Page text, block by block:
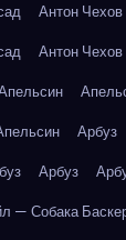
Антон
Антон
Арбуз
Арбуз
— Собака